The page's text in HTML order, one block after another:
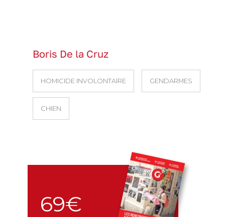
Boris De la Cruz
HOMICIDE INVOLONTAIRE GENDARMES
CHIEN
69€